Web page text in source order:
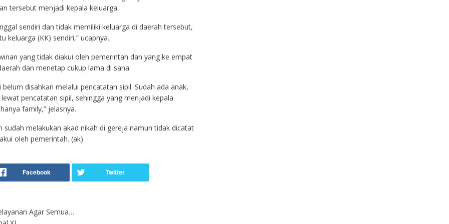
tersebut menjadi kepala keluarga.
sendiri dan tidak memiliki keluarga di daerah tersebut,
keluarga (KK) sendiri,” ucapnya.
yang tidak diakui oleh pemerintah dan yang ke empat
dan menetap cukup lama di sana.
disahkan melalui pencatatan sipil. Sudah ada anak,
pencatatan sipil, sehingga yang menjadi kepala
family,” jelasnya.
melakukan akad nikah di gereja namun tidak dicatat
oleh pemerintah. (ak)
Agar Semua…